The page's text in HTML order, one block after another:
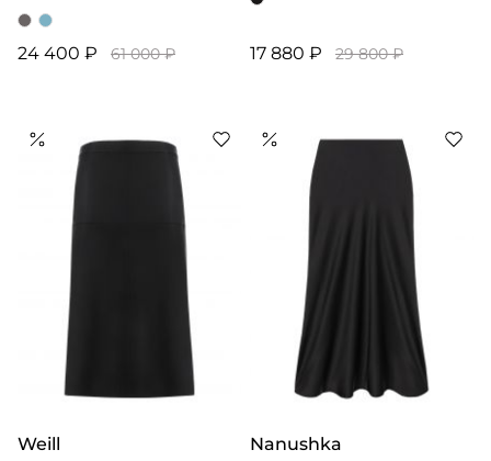
24 400 ₽ 61 000 ₽ 17 880 ₽ 29 800 ₽
Weill Nanushka